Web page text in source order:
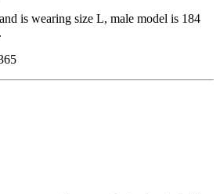
is wearing size L, male model is 184